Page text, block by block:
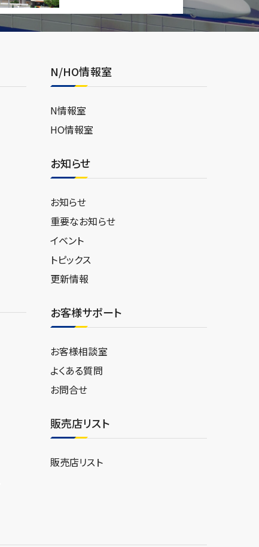
N/HO情報室
N情報室
HO情報室
お知らせ
お知らせ
重要なお知らせ
イベント
トピックス
更新情報
お客様サポート
お客様相談室
よくある質問
お問合せ
販売店リスト
販売店リスト